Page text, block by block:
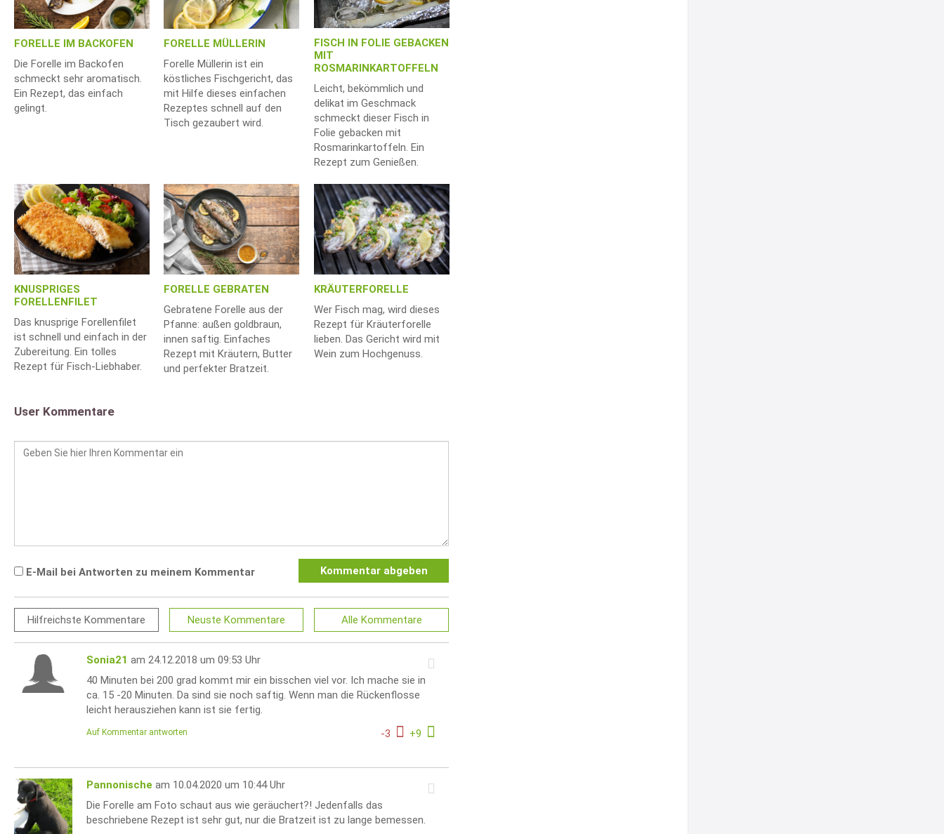
FORELLE IM BACKOFEN
Die Forelle im Backofen
schmeckt sehr aromatisch.
Ein Rezept, das einfach
gelingt.
FORELLE MÜLLERIN
Forelle Müllerin ist ein
köstliches Fischgericht, das
mit Hilfe dieses einfachen
Rezeptes schnell auf den
Tisch gezaubert wird.
FISCH IN FOLIE GEBACKEN
MIT
ROSMARINKARTOFFELN
Leicht, bekömmlich und
delikat im Geschmack
schmeckt dieser Fisch in
Folie gebacken mit
Rosmarinkartoffeln. Ein
Rezept zum Genießen.
KNUSPRIGES
FORELLENFILET
Das knusprige Forellenfilet
ist schnell und einfach in der
Zubereitung. Ein tolles
Rezept für Fisch-Liebhaber.
FORELLE GEBRATEN
Gebratene Forelle aus der
Pfanne: außen goldbraun,
innen saftig. Einfaches
Rezept mit Kräutern, Butter
und perfekter Bratzeit.
KRÄUTERFORELLE
Wer Fisch mag, wird dieses
Rezept für Kräuterforelle
lieben. Das Gericht wird mit
Wein zum Hochgenuss.
User Kommentare
E-Mail bei Antworten zu meinem Kommentar Kommentar abgeben
Hilfreichste Kommentare Neuste Kommentare Alle Kommentare
Sonia21 am 24.12.2018 um 09:53 Uhr
40 Minuten bei 200 grad kommt mir ein bisschen viel vor. Ich mache sie in
ca. 15 -20 Minuten. Da sind sie noch saftig. Wenn man die Rückenflosse
leicht herausziehen kann ist sie fertig.
-3 +9
Auf Kommentar antworten
Pannonische am 10.04.2020 um 10:44 Uhr
Die Forelle am Foto schaut aus wie geräuchert?! Jedenfalls das
beschriebene Rezept ist sehr gut, nur die Bratzeit ist zu lange bemessen.